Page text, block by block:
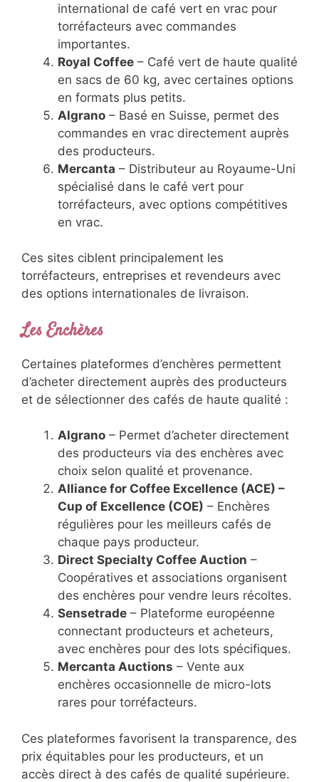
international de café vert en vrac pour
torréfacteurs avec commandes
importantes.
Royal Coffee – Café vert de haute qualité
en sacs de 60 kg, avec certaines options
en formats plus petits.
Algrano – Basé en Suisse, permet des
commandes en vrac directement auprès
des producteurs.
Mercanta – Distributeur au Royaume-Uni
spécialisé dans le café vert pour
torréfacteurs, avec options compétitives
en vrac.
Ces sites ciblent principalement les
torréfacteurs, entreprises et revendeurs avec
des options internationales de livraison.
Les Enchères
Certaines plateformes d’enchères permettent
d’acheter directement auprès des producteurs
et de sélectionner des cafés de haute qualité :
Algrano – Permet d’acheter directement
des producteurs via des enchères avec
choix selon qualité et provenance.
Alliance for Coffee Excellence (ACE) –
Cup of Excellence (COE) – Enchères
régulières pour les meilleurs cafés de
chaque pays producteur.
Direct Specialty Coffee Auction –
Coopératives et associations organisent
des enchères pour vendre leurs récoltes.
Sensetrade – Plateforme européenne
connectant producteurs et acheteurs,
avec enchères pour des lots spécifiques.
Mercanta Auctions – Vente aux
enchères occasionnelle de micro-lots
rares pour torréfacteurs.
Ces plateformes favorisent la transparence, des
prix équitables pour les producteurs, et un
accès direct à des cafés de qualité supérieure.